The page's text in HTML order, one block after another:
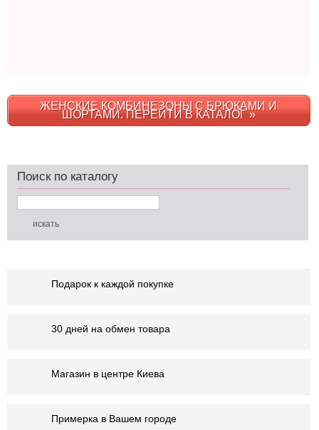
ЖЕНСКИЕ КОМБИНЕЗОНЫ С БРЮКАМИ И
ШОРТАМИ. ПЕРЕЙТИ В КАТАЛОГ »
Поиск по каталогу
Подарок к каждой покупке
30 дней на обмен товара
Магазин в центре Киева
Примерка в Вашем городе